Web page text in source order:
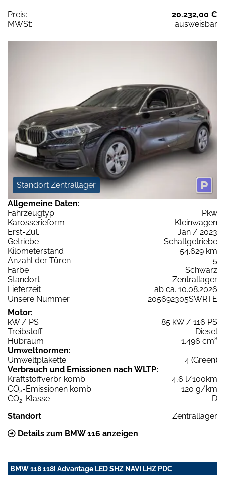
Preis:
20.232,00 €
MWSt:
ausweisbar
Standort Zentrallager
Allgemeine Daten:
Fahrzeugtyp
Pkw
Karosserieform
Kleinwagen
Erst-Zul.
Jan / 2023
Getriebe
Schaltgetriebe
Kilometerstand
54.629 km
Anzahl der Türen
5
Farbe
Schwarz
Standort
Zentrallager
Lieferzeit
ab ca. 10.08.2026
Unsere Nummer
205692305SWRTE
Motor:
kW / PS
85 kW / 116 PS
Treibstoff
Diesel
Hubraum
1.496 cm³
Umweltnormen:
Umweltplakette
4 (Green)
Verbrauch und Emissionen nach WLTP:
Kraftstoffverbr. komb.
4,6 l/100km
CO2-Emissionen komb.
120 g/km
CO2-Klasse
D
Standort
Zentrallager
Details zum BMW 116 anzeigen
BMW 118 118i Advantage LED SHZ NAVI LHZ PDC